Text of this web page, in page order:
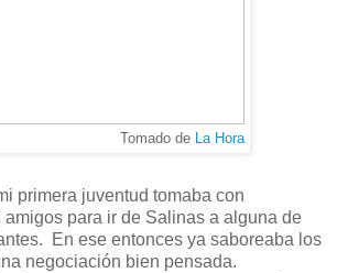
Tomado de La Hora
primera juventud tomaba con
para ir de Salinas a alguna de
En ese entonces ya saboreaba los
negociación bien pensada.